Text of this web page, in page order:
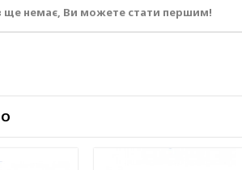
ще немає, Ви можете стати першим!